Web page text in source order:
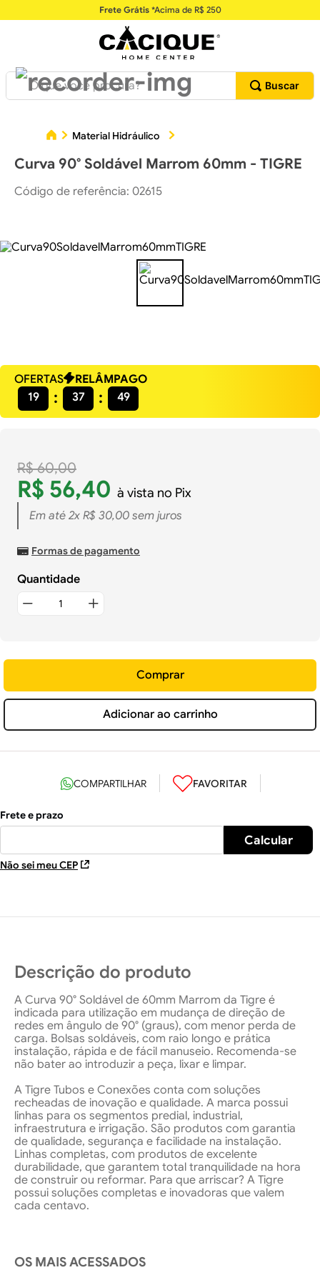
Frete Grátis*Acima de R$ 250
O que você procura?
Material Hidráulico
Curva 90° Soldável Marrom 60mm - TIGRE
Código de referência: 02615
OFERTAS
RELÂMPAGO
19
37 48
R$ 60,00
R$ 56,40 à vista no Pix
Em até 2x R$ 30,00sem juros
Formas de pagamento
Quantidade
Adicionar ao carrinho
Comprar
Não sei meu CEP
Descrição do produto
A Curva 90° Soldável de 60mm Marrom da Tigre é
indicada para utilização em mudança de direção de
redes em ângulo de 90° (graus), com menor perda de
carga. Bolsas soldáveis, com raio longo e prática
instalação, rápida e de fácil manuseio. Recomenda-se
não bater ao introduzir a peça, lixar e limpar.
A Tigre Tubos e Conexões conta com soluções
recheadas de inovação e qualidade. A marca possui
linhas para os segmentos predial, industrial,
infraestrutura e irrigação. São produtos com garantia
de qualidade, segurança e facilidade na instalação.
Linhas completas, com produtos de excelente
durabilidade, que garantem total tranquilidade na hora
de construir ou reformar. Para que arriscar? A Tigre
possui soluções completas e inovadoras que valem
cada centavo.
OS MAIS ACESSADOS